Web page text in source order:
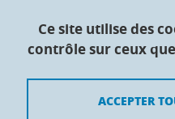
Collège doctoral de
Maison du doctorat Jean
France
Ce site utilise des
contrôle sur ceux
ACCEPTER